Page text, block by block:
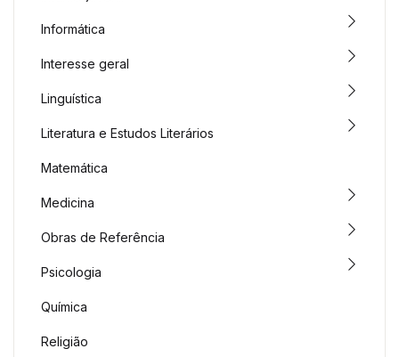
Informática
Interesse geral
Linguística
Literatura e Estudos Literários
Matemática
Medicina
Obras de Referência
Psicologia
Química
Religião